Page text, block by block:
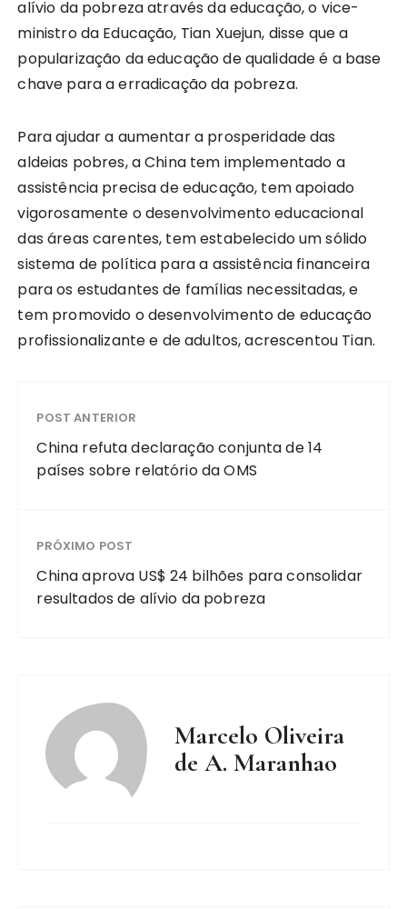
alívio da pobreza através da educação, o vice-
ministro da Educação, Tian Xuejun, disse que a
popularização da educação de qualidade é a base
chave para a erradicação da pobreza.
Para ajudar a aumentar a prosperidade das
aldeias pobres, a China tem implementado a
assistência precisa de educação, tem apoiado
vigorosamente o desenvolvimento educacional
das áreas carentes, tem estabelecido um sólido
sistema de política para a assistência financeira
para os estudantes de famílias necessitadas, e
tem promovido o desenvolvimento de educação
profissionalizante e de adultos, acrescentou Tian.
POST ANTERIOR
China refuta declaração conjunta de 14
países sobre relatório da OMS
PRÓXIMO POST
China aprova US$ 24 bilhões para consolidar
resultados de alívio da pobreza
Marcelo Oliveira
de A. Maranhao